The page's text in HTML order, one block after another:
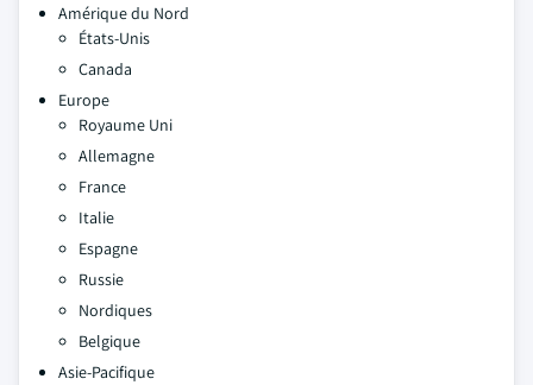
Amérique du Nord
États-Unis
Canada
Europe
Royaume Uni
Allemagne
France
Italie
Espagne
Russie
Nordiques
Belgique
Asie-Pacifique